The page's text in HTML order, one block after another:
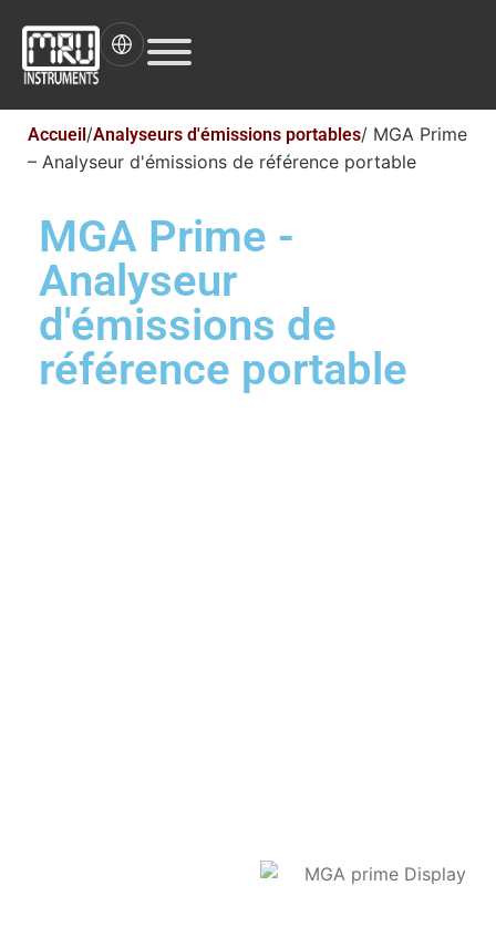
Accueil /Analyseurs d'émissions portables/ MGA Prime
– Analyseur d'émissions de référence portable
MGA Prime -
Analyseur
d'émissions de
référence portable